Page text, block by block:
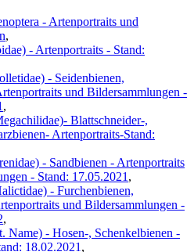
- Artenportraits und
,
- Artenportraits - Stand:
- Seidenbienen,
und Bildersammlungen -
,
Blattschneider-,
Artenportraits-Stand:
- Sandbienen - Artenportraits
- Stand: 17.05.2021 ,
- Furchenbienen,
und Bildersammlungen -
,
Name) - Hosen-, Schenkelbienen -
18.02.2021 ,